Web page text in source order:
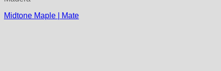
Midtone Maple | Mate